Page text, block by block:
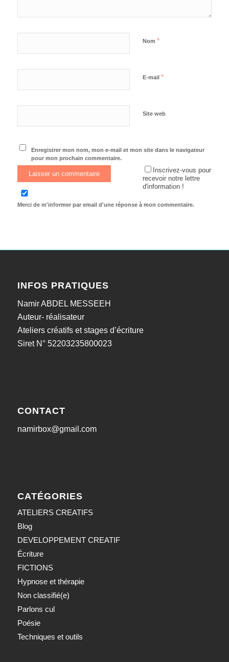
Nom *
E-mail *
Site web
Enregistrer mon nom, mon e-mail et mon site dans le navigateur
pour mon prochain commentaire.
Inscrivez-vous pour
recevoir notre lettre
d'information !
Merci de m'informer par email d'une réponse à mon commentaire.
INFOS PRATIQUES
Namir ABDEL MESSEEH
Auteur- réalisateur
Ateliers créatifs et stages d’écriture
Siret N° 52203235800023
CONTACT
namirbox@gmail.com
CATÉGORIES
ATELIERS CREATIFS
Blog
DEVELOPPEMENT CREATIF
Écriture
FICTIONS
Hypnose et thérapie
Non classifié(e)
Parlons cul
Poésie
Techniques et outils